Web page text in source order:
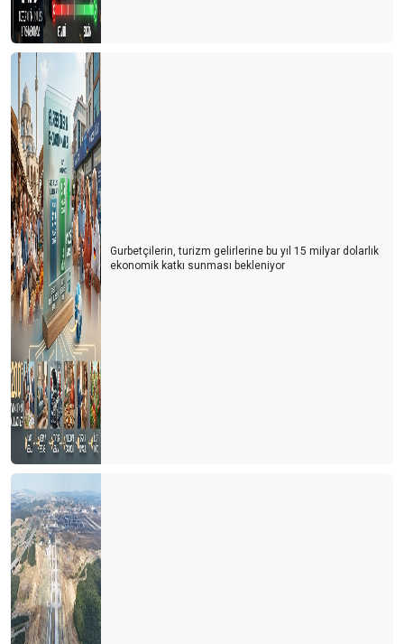
Gurbetçilerin, turizm gelirlerine bu yıl 15 milyar dolarlık
ekonomik katkı sunması bekleniyor